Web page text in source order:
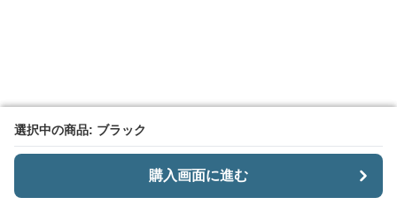
選択中の商品: ブラック
購入画面に進む
選択中の商品: ブラック
購入画面に進む